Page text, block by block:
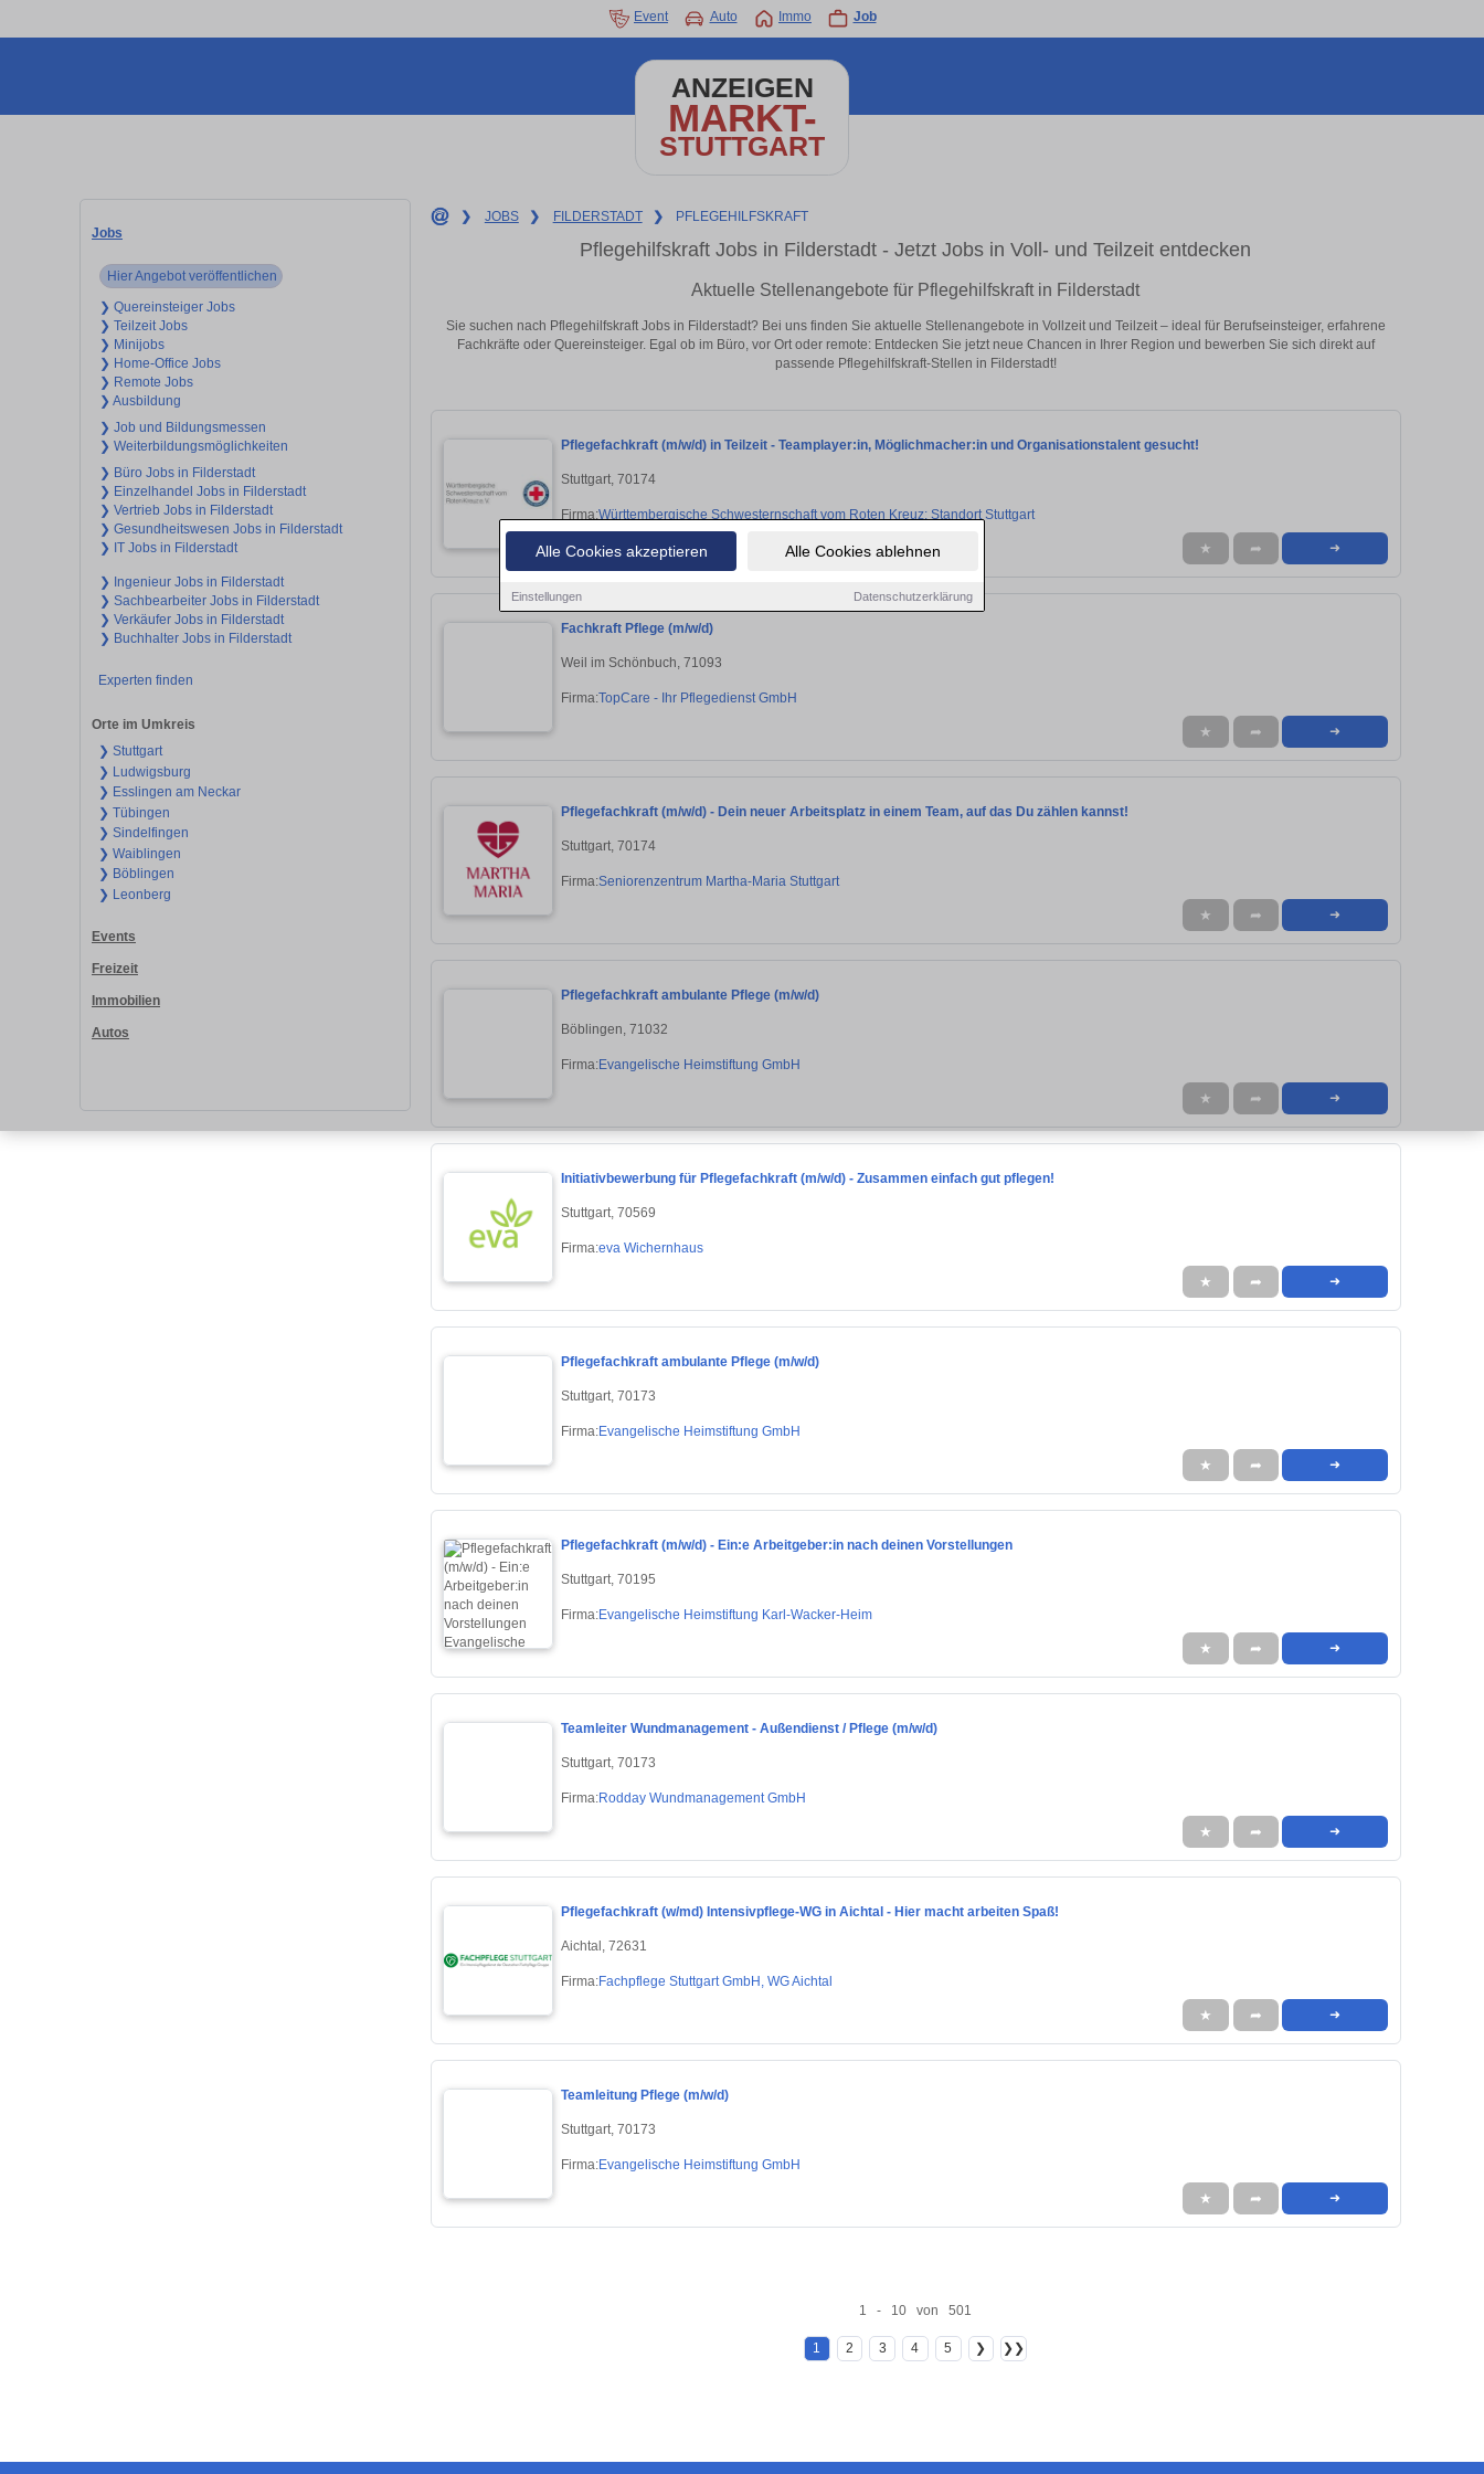
Alle Cookies akzeptieren Alle Cookies ablehnen
Einstellungen Datenschutzerklärung
Event Auto Immo Job
ANZEIGEN
MARKT-
STUTTGART
Jobs
Hier Angebot veröffentlichen
❯ Quereinsteiger Jobs
❯ Teilzeit Jobs
❯ Minijobs
❯ Home-Office Jobs
❯ Remote Jobs
❯ Ausbildung
❯ Job und Bildungsmessen
❯ Weiterbildungsmöglichkeiten
❯ Büro Jobs in Filderstadt
❯ Einzelhandel Jobs in Filderstadt
❯ Vertrieb Jobs in Filderstadt
❯ Gesundheitswesen Jobs in Filderstadt
❯ IT Jobs in Filderstadt
❯ Ingenieur Jobs in Filderstadt
❯ Sachbearbeiter Jobs in Filderstadt
❯ Verkäufer Jobs in Filderstadt
❯ Buchhalter Jobs in Filderstadt
Experten finden
Orte im Umkreis
❯ Stuttgart
❯ Ludwigsburg
❯ Esslingen am Neckar
❯ Tübingen
❯ Sindelfingen
❯ Waiblingen
❯ Böblingen
❯ Leonberg
Events
Freizeit
Immobilien
Autos
❯ JOBS ❯ FILDERSTADT ❯ PFLEGEHILFSKRAFT
Pflegehilfskraft Jobs in Filderstadt - Jetzt Jobs in Voll- und Teilzeit entdecken
Aktuelle Stellenangebote für Pflegehilfskraft in Filderstadt
Sie suchen nach Pflegehilfskraft Jobs in Filderstadt? Bei uns finden Sie aktuelle Stellenangebote in Vollzeit und Teilzeit – ideal für Berufseinsteiger, erfahrene
Fachkräfte oder Quereinsteiger. Egal ob im Büro, vor Ort oder remote: Entdecken Sie jetzt neue Chancen in Ihrer Region und bewerben Sie sich direkt auf
passende Pflegehilfskraft-Stellen in Filderstadt!
Pflegefachkraft (m/w/d) in Teilzeit - Teamplayer:in, Möglichmacher:in und Organisationstalent gesucht!
Stuttgart, 70174
Firma:Württembergische Schwesternschaft vom Roten Kreuz: Standort Stuttgart
★ ➦ ➜
Fachkraft Pflege (m/w/d)
Weil im Schönbuch, 71093
Firma:TopCare - Ihr Pflegedienst GmbH
★ ➦ ➜
Pflegefachkraft (m/w/d) - Dein neuer Arbeitsplatz in einem Team, auf das Du zählen kannst!
Stuttgart, 70174
Firma:Seniorenzentrum Martha-Maria Stuttgart
★ ➦ ➜
Pflegefachkraft ambulante Pflege (m/w/d)
Böblingen, 71032
Firma:Evangelische Heimstiftung GmbH
★ ➦ ➜
Initiativbewerbung für Pflegefachkraft (m/w/d) - Zusammen einfach gut pflegen!
Stuttgart, 70569
Firma:eva Wichernhaus
★ ➦ ➜
Pflegefachkraft ambulante Pflege (m/w/d)
Stuttgart, 70173
Firma:Evangelische Heimstiftung GmbH
★ ➦ ➜
Pflegefachkraft (m/w/d) - Ein:e Arbeitgeber:in nach deinen Vorstellungen
Stuttgart, 70195
Firma:Evangelische Heimstiftung Karl-Wacker-Heim
★ ➦ ➜
Teamleiter Wundmanagement - Außendienst / Pflege (m/w/d)
Stuttgart, 70173
Firma:Rodday Wundmanagement GmbH
★ ➦ ➜
Pflegefachkraft (w/md) Intensivpflege-WG in Aichtal - Hier macht arbeiten Spaß!
Aichtal, 72631
Firma:Fachpflege Stuttgart GmbH, WG Aichtal
★ ➦ ➜
Teamleitung Pflege (m/w/d)
Stuttgart, 70173
Firma:Evangelische Heimstiftung GmbH
★ ➦ ➜
1 - 10 von 501
1 2 3 4 5 ❯ ❯❯